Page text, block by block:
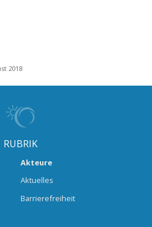
2018
RUBRIK
Akteure
Aktuelles
Barrierefreiheit